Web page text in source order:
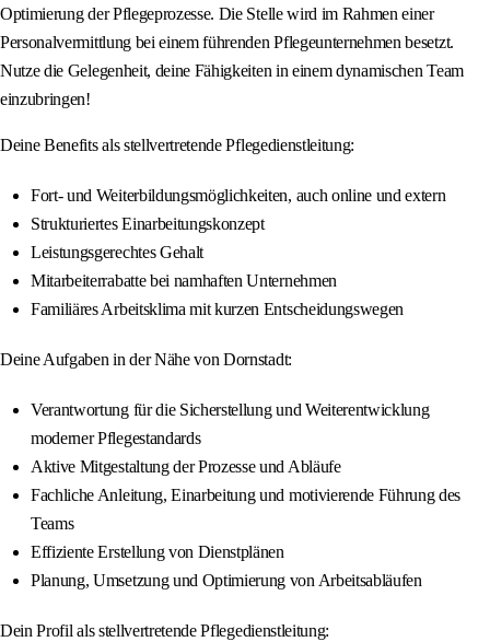
Optimierung der Pflegeprozesse. Die Stelle wird im Rahmen einer
Personalvermittlung bei einem führenden Pflegeunternehmen besetzt.
Nutze die Gelegenheit, deine Fähigkeiten in einem dynamischen Team
einzubringen!
Deine Benefits als stellvertretende Pflegedienstleitung:
Fort- und Weiterbildungsmöglichkeiten, auch online und extern
Strukturiertes Einarbeitungskonzept
Leistungsgerechtes Gehalt
Mitarbeiterrabatte bei namhaften Unternehmen
Familiäres Arbeitsklima mit kurzen Entscheidungswegen
Deine Aufgaben in der Nähe von Dornstadt:
Verantwortung für die Sicherstellung und Weiterentwicklung
moderner Pflegestandards
Aktive Mitgestaltung der Prozesse und Abläufe
Fachliche Anleitung, Einarbeitung und motivierende Führung des
Teams
Effiziente Erstellung von Dienstplänen
Planung, Umsetzung und Optimierung von Arbeitsabläufen
Dein Profil als stellvertretende Pflegedienstleitung: